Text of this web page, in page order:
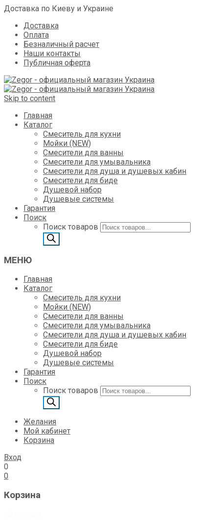
Доставка по Киеву и Украине
Доставка
Оплата
Безналичный расчет
Наши контакты
Публичная оферта
Skip to content
Главная
Каталог
Смеситель для кухни
Мойки (NEW)
Смесители для ванны
Смесители для умывальника
Смесители для душа и душевых кабин
Смесители для биде
Душевой набор
Душевые системы
Гарантия
Поиск
Поиск товаров
МЕНЮ
Главная
Каталог
Смеситель для кухни
Мойки (NEW)
Смесители для ванны
Смесители для умывальника
Смесители для душа и душевых кабин
Смесители для биде
Душевой набор
Душевые системы
Гарантия
Поиск
Поиск товаров
Желания
Мой кабинет
Корзина
Вход
0
0
Корзина